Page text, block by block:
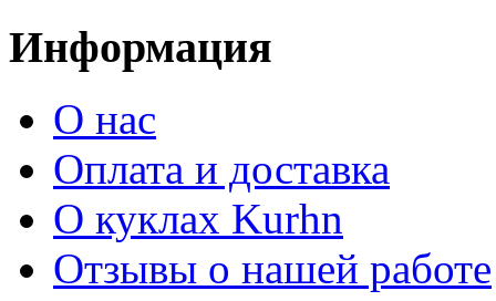
Информация
О нас
Оплата и доставка
О куклах Kurhn
Отзывы о нашей работе